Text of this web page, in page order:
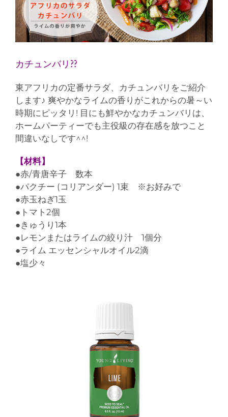
カチュンバリ??
東アフリカの定番サラダ、カチュンバリをご紹介
します♪ 爽やかなライムの香りがこれからの暑～い
時期にピッタリ! 目にも鮮やかなカチュンバリは、
ホームパーティーでも主役級の存在感を放つこと
間違いなしです^^!
【材料】
●赤/青唐辛子 数本
●パクチー (コリアンダー) 1束 ※お好みで
●赤玉ねぎ1玉
●トマト2個
●きゅうり1本
●レモンまたはライムの絞り汁 1個分
●ライム エッセンシャルオイル2滴
●塩少々